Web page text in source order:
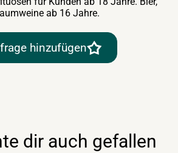
ab 16 Jahre.
hinzufügen
dir auch gefallen